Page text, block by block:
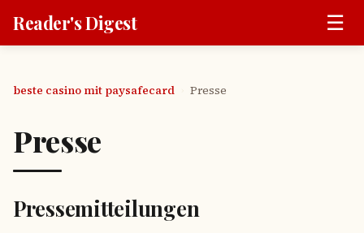
Reader's Digest ☰
beste casino mit paysafecard Presse
Presse
Pressemitteilungen